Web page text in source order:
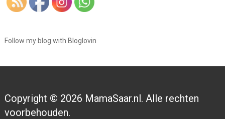
Follow my blog with Bloglovin
Copyright © 2026 MamaSaar.nl. Alle rechten
voorbehouden.